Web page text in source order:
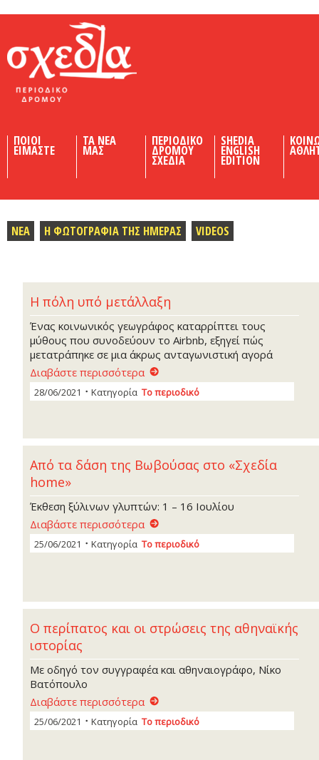
ΠΟΙΟΙ
ΕΙΜΑΣΤΕ
ΤΑ ΝΕΑ
ΜΑΣ
ΠΕΡΙΟΔΙΚΟ
ΔΡΟΜΟΥ
ΣΧΕΔΙΑ
SHEDIA
ENGLISH
EDITION
ΝΕΑ Η ΦΩΤΟΓΡΑΦΙΑ ΤΗΣ ΗΜΕΡΑΣ VIDEOS
Η πόλη υπό μετάλλαξη
Ένας κοινωνικός γεωγράφος καταρρίπτει τους
μύθους που συνοδεύουν το Airbnb, εξηγεί πώς
μετατράπηκε σε μια άκρως ανταγωνιστική αγορά
Διαβάστε περισσότερα
28/06/2021 Κατηγορία Το περιοδικό
Από τα δάση της Βωβούσας στο «Σχεδία
home»
Έκθεση ξύλινων γλυπτών: 1 – 16 Ιουλίου
Διαβάστε περισσότερα
25/06/2021 Κατηγορία Το περιοδικό
Ο περίπατος και οι στρώσεις της αθηναϊκής
ιστορίας
Με οδηγό τον συγγραφέα και αθηναιογράφο, Νίκο
Βατόπουλο
Διαβάστε περισσότερα
25/06/2021 Κατηγορία Το περιοδικό